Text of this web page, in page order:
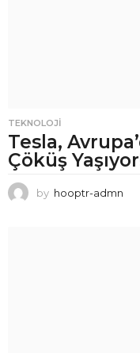
TEKNOLOJI
Tesla,
Çöküş
by hooptr-admn